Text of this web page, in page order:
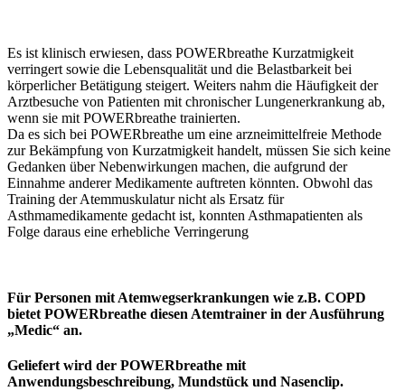
Es ist klinisch erwiesen, dass POWERbreathe Kurzatmigkeit
verringert sowie die Lebensqualität und die Belastbarkeit bei
körperlicher Betätigung steigert. Weiters nahm die Häufigkeit der
Arztbesuche von Patienten mit chronischer Lungenerkrankung ab,
wenn sie mit POWERbreathe trainierten.
Da es sich bei POWERbreathe um eine arzneimittelfreie Methode
zur Bekämpfung von Kurzatmigkeit handelt, müssen Sie sich keine
Gedanken über Nebenwirkungen machen, die aufgrund der
Einnahme anderer Medikamente auftreten könnten. Obwohl das
Training der Atemmuskulatur nicht als Ersatz für
Asthmamedikamente gedacht ist, konnten Asthmapatienten als
Folge daraus eine erhebliche Verringerung
Für Personen mit Atemwegserkrankungen wie z.B. COPD
bietet POWERbreathe diesen Atemtrainer in der Ausführung
„Medic“ an.
Geliefert wird der POWERbreathe mit
Anwendungsbeschreibung, Mundstück und Nasenclip.